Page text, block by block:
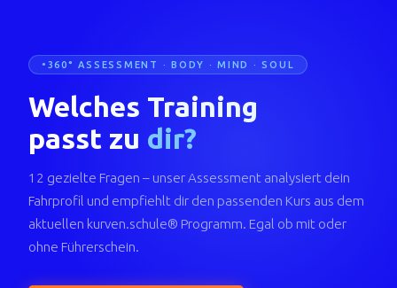
360° ASSESSMENT · BODY · MIND · SOUL
Welches Training
passt zu dir?
12 gezielte Fragen – unser Assessment analysiert dein
Fahrprofil und empfiehlt dir den passenden Kurs aus dem
aktuellen kurven.schule® Programm. Egal ob mit oder
ohne Führerschein.